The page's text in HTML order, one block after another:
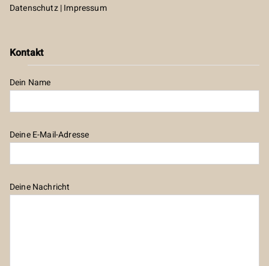
Datenschutz|Impressum
Kontakt
Dein Name
Deine E-Mail-Adresse
Deine Nachricht